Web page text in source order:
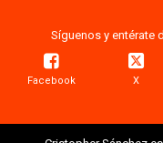
Síguenos y entérate
Facebook X